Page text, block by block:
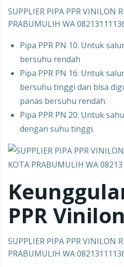
SUPPLIER PIPA PPR VINILON
PRABUMULIH WA
Pipa PPR PN 10: Untuk
bersuhu rendah
Pipa PPR PN 16: Untuk
bersuhu tinggi dan bisa
panas bersuhu rendah.
Pipa PPR PN 20: Untuk
dengan suhu tinggi.
PPR
SUPPLIER PIPA PPR VINILON
PRABUMULIH WA